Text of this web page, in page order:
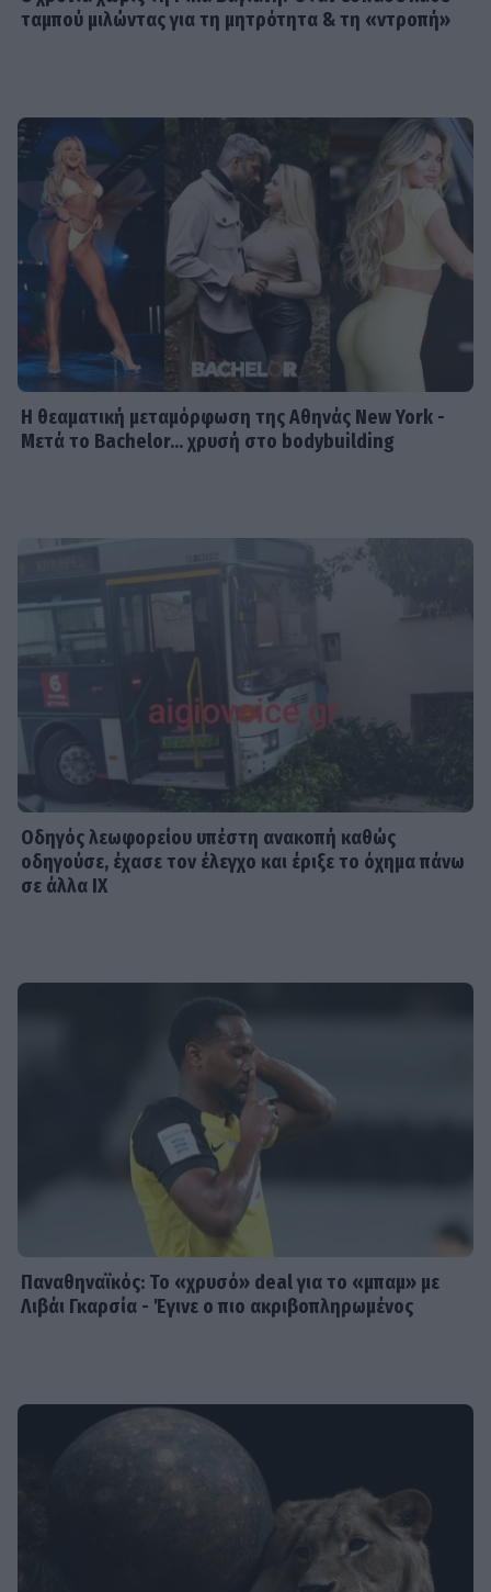
ταμπού μιλώντας για τη μητρότητα & τη «ντροπή»
Η θεαματική μεταμόρφωση της Αθηνάς New York -
Μετά το Bachelor... χρυσή στο bodybuilding
Οδηγός λεωφορείου υπέστη ανακοπή καθώς
οδηγούσε, έχασε τον έλεγχο και έριξε το όχημα πάνω
σε άλλα ΙΧ
Παναθηναϊκός: Το «χρυσό» deal για το «μπαμ» με
Λιβάι Γκαρσία - Έγινε ο πιο ακριβοπληρωμένος